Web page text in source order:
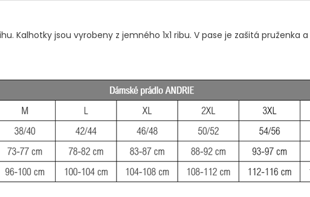
Kalhotky jsou vyrobeny z jemného 1x1 ribu. V pase je zašitá